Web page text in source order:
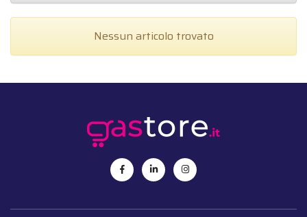
Nessun articolo trovato